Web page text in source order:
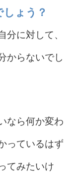
しょう？
分に対して、
からないでし
なら何か変わ
っているはず
てみたいけ